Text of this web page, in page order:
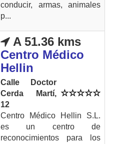
conducir, armas, animales
p...
A 51.36 kms
Centro Médico
Hellin
Calle Doctor
Cerda Martí,
12
Centro Médico Hellin S.L.
es un centro de
reconocimientos para los